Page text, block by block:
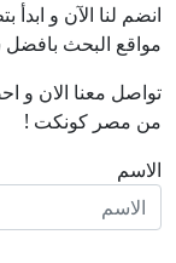
و ابدأ بتطوير
بافضل شكل و
الان و احصل علي
!